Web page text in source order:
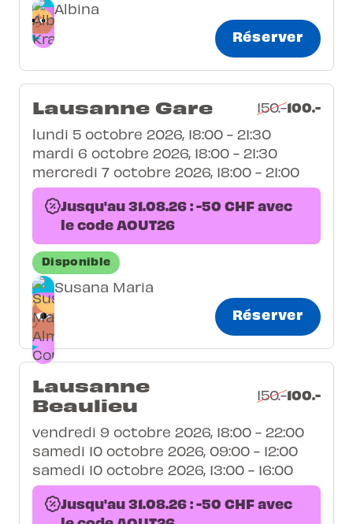
Albina
Réserver
Lausanne Gare 150.-100.-
lundi 5 octobre 2026, 18:00 - 21:30
mardi 6 octobre 2026, 18:00 - 21:30
mercredi 7 octobre 2026, 18:00 - 21:00
Jusqu'au 31.08.26 : -50 CHF avec
le code AOUT26
Disponible
Susana Maria
Réserver
Lausanne
Beaulieu
150.-100.-
vendredi 9 octobre 2026, 18:00 - 22:00
samedi 10 octobre 2026, 09:00 - 12:00
samedi 10 octobre 2026, 13:00 - 16:00
Jusqu'au 31.08.26 : -50 CHF avec